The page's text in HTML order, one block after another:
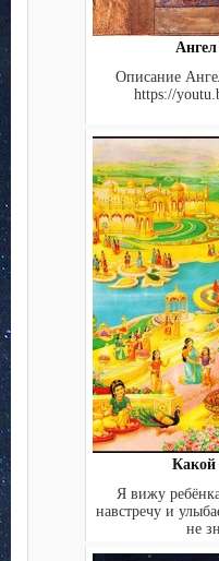
Описание
https://
Какой
Я вижу
навстречу и
не